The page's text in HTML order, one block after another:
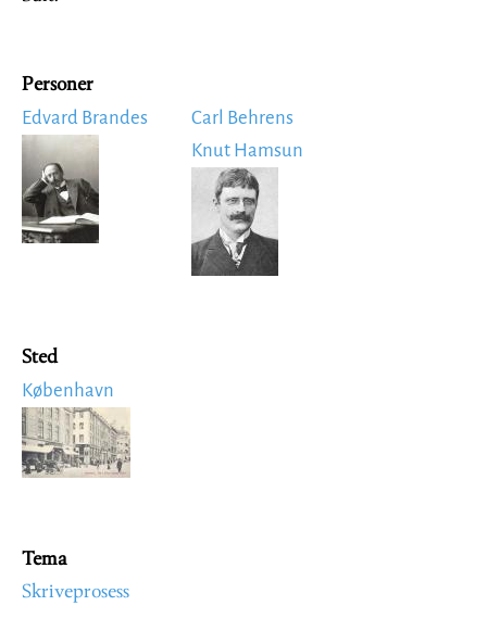
Personer
Edvard Brandes
Image
Carl Behrens
Knut Hamsun
Image
Sted
København
Image
Tema
Skriveprosess